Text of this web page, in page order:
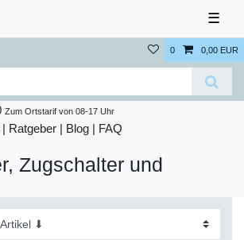
☰
0 0,00 EUR
Zum Ortstarif von 08-17 Uhr
| Ratgeber | Blog | FAQ
Zugschalter und